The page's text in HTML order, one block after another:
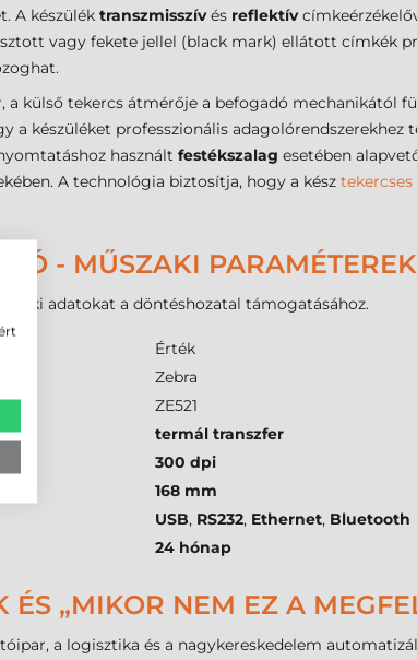
A készülék transzmisszívés reflektív
vagy fekete jellel (black mark) ellátott címkék
külső tekercs átmérője a befogadó mechanikától
a készüléket professzionális
használt festékszalag esetében
A technológia biztosítja, hogy a kész
- MŰSZAKI PARAMÉTEREK
adatokat a döntéshozatal támogatásához.
Érték
Zebra
ZE521
termál transzfer
300 dpi
168 mm
USB, RS232, Ethernet, Bluetooth
24 hónap
ÉS „MIKOR NEM EZ A
a logisztika és a nagykereskedelem